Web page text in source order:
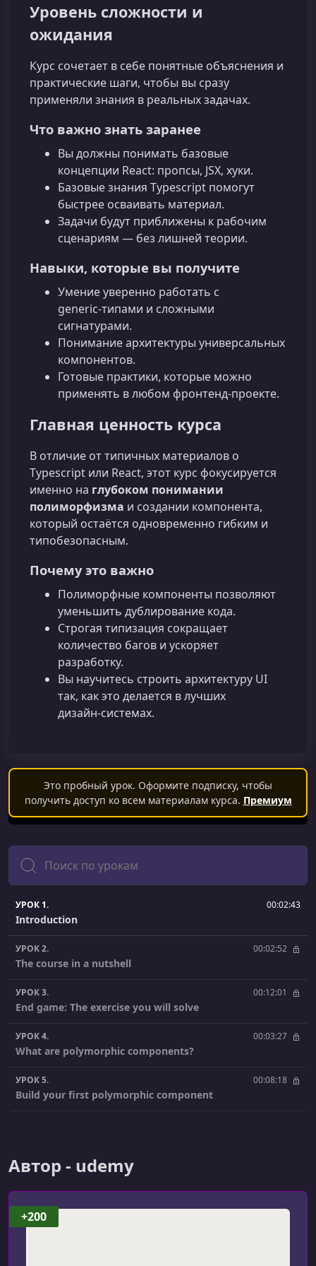
Уровень сложности и
ожидания
Курс сочетает в себе понятные объяснения и
практические шаги, чтобы вы сразу
применяли знания в реальных задачах.
Что важно знать заранее
Вы должны понимать базовые
концепции React: пропсы, JSX, хуки.
Базовые знания Typescript помогут
быстрее осваивать материал.
Задачи будут приближены к рабочим
сценариям — без лишней теории.
Навыки, которые вы получите
Умение уверенно работать с
generic‑типами и сложными
сигнатурами.
Понимание архитектуры универсальных
компонентов.
Готовые практики, которые можно
применять в любом фронтенд‑проекте.
Главная ценность курса
В отличие от типичных материалов о
Typescript или React, этот курс фокусируется
именно на глубоком понимании
полиморфизма и создании компонента,
который остаётся одновременно гибким и
типобезопасным.
Почему это важно
Полиморфные компоненты позволяют
уменьшить дублирование кода.
Строгая типизация сокращает
количество багов и ускоряет
разработку.
Вы научитесь строить архитектуру UI
так, как это делается в лучших
дизайн‑системах.
Это пробный урок. Оформите подписку, чтобы
получить доступ ко всем материалам курса. Премиум
Поиск
УРОК 1. 00:02:43
Introduction
УРОК 2. 00:02:52
The course in a nutshell
УРОК 3. 00:12:01
End game: The exercise you will solve
УРОК 4. 00:03:27
What are polymorphic components?
УРОК 5. 00:08:18
Build your first polymorphic component
Typescript Generics: A recap to help solve some of our
Polymorphic issues
Автор - udemy
+200